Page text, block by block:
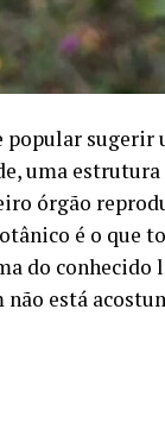
popular sugerir
uma
órgão
é o que
do
está